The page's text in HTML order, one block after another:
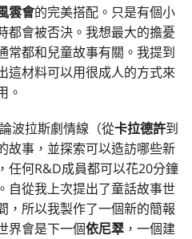
雲會的完美搭配。只是有個小
都會被否決。我想最大的擔憂
常都和兒童故事有關。我提到
這材料可以用很成人的方式來
。
波拉斯劇情線（從卡拉德許到
故事，並探索可以造訪哪些新
任何R&D成員都可以花20分鐘
自從我上次提出了童話故事世
，所以我製作了一個新的簡報
界會是下一個依尼翠 ，一個建